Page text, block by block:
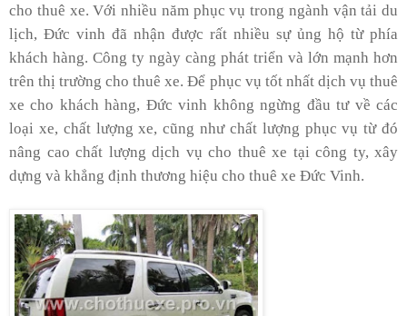
cho thuê xe. Với nhiều năm phục vụ trong ngành vận tải du
lịch, Đức vinh đã nhận được rất nhiều sự ủng hộ từ phía
khách hàng. Công ty ngày càng phát triển và lớn mạnh hơn
trên thị trường cho thuê xe. Để phục vụ tốt nhất dịch vụ thuê
xe cho khách hàng, Đức vinh không ngừng đầu tư về các
loại xe, chất lượng xe, cũng như chất lượng phục vụ từ đó
nâng cao chất lượng dịch vụ cho thuê xe tại công ty, xây
dựng và khẳng định thương hiệu cho thuê xe Đức Vinh.